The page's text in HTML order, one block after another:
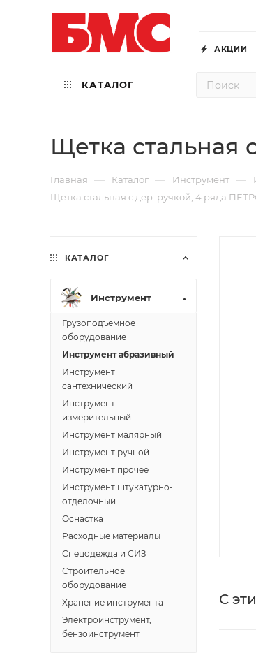
АКЦИИ
КАТАЛОГ
Щетка стальная
Главная — Каталог — Инструмент —
Щетка стальная с дер. ручкой, 4 ряда
С
КАТАЛОГ
Инструмент
Грузоподъемное
оборудование
Инструмент абразивный
Инструмент
сантехнический
Инструмент
измерительный
Инструмент малярный
Инструмент ручной
Инструмент прочее
Инструмент штукатурно-
отделочный
Оснастка
Расходные материалы
Спецодежда и СИЗ
Строительное
оборудование
Хранение инструмента
Электроинструмент,
бензоинструмент